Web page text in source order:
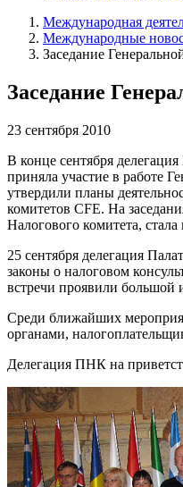
Международная
Международные
Заседание
Заседание
23 сентября 2010
В конце сентября
приняла участие в работе
утвердили планы
комитетов CFE. На
Налогового комитета,
25 сентября делегация
законы о налоговом
встречи проявили большой
Среди ближайших
органами,
Делегация ПНК на